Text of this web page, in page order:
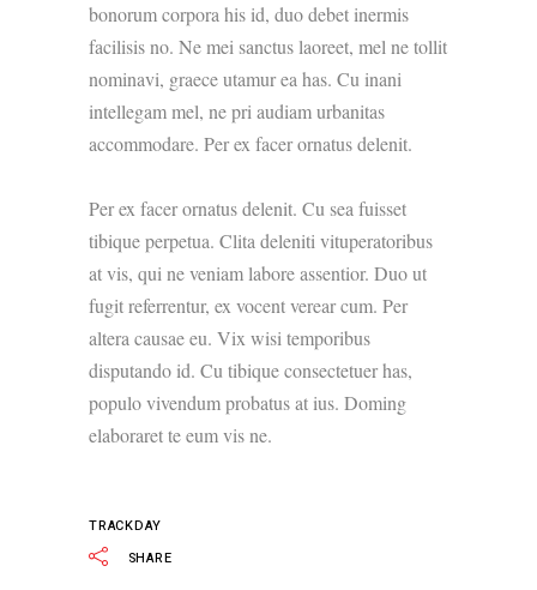
bonorum corpora his id, duo debet inermis
facilisis no. Ne mei sanctus laoreet, mel ne tollit
nominavi, graece utamur ea has. Cu inani
intellegam mel, ne pri audiam urbanitas
accommodare. Per ex facer ornatus delenit.
Per ex facer ornatus delenit. Cu sea fuisset
tibique perpetua. Clita deleniti vituperatoribus
at vis, qui ne veniam labore assentior. Duo ut
fugit referrentur, ex vocent verear cum. Per
altera causae eu. Vix wisi temporibus
disputando id. Cu tibique consectetuer has,
populo vivendum probatus at ius. Doming
elaboraret te eum vis ne.
TRACKDAY
SHARE